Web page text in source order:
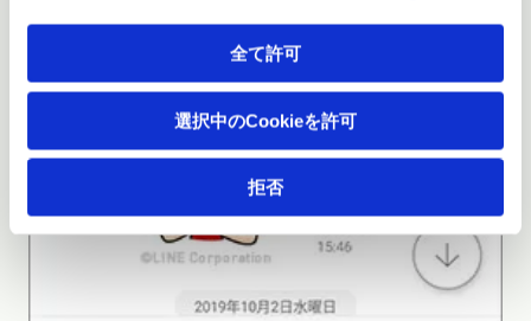
全て許可
選択中のCookieを許可
拒否